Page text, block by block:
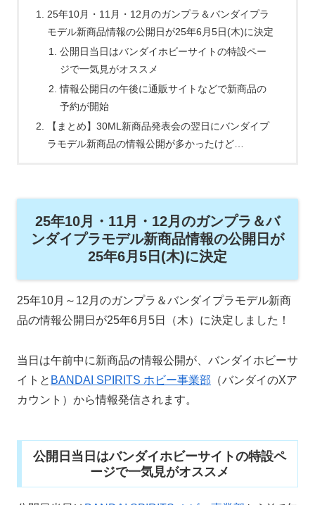
25年10月・11月・12月のガンプラ＆バンダイプラ
モデル新商品情報の公開日が25年6月5日(木)に決定
公開日当日はバンダイホビーサイトの特設ペー
ジで一気見がオススメ
情報公開日の午後に通販サイトなどで新商品の
予約が開始
【まとめ】30ML新商品発表会の翌日にバンダイプ
ラモデル新商品の情報公開が多かったけど…
25年10月・11月・12月のガンプラ＆バ
ンダイプラモデル新商品情報の公開日が
25年6月5日(木)に決定
25年10月～12月のガンプラ＆バンダイプラモデル新商
品の情報公開日が25年6月5日（木）に決定しました！
当日は午前中に新商品の情報公開が、バンダイホビーサ
イトと BANDAI SPIRITS ホビー事業部 （バンダイのXア
カウント）から情報発信されます。
公開日当日はバンダイホビーサイトの特設ペ
ージで一気見がオススメ